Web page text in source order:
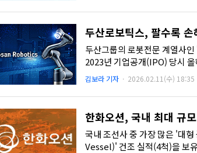
두산로보틱스, 팔수록 손
두산그룹의 로봇전문 계열사
2023년 기업공개(IPO) 당시
은 더 커지고 있다. ...
김보라 기자 · 2026.02.11(수) 18:35
한화오션, 국내 최대 규
국내 조선사 중 가장 많은 '대
Vessel)' 건조 실적(4척)을 보